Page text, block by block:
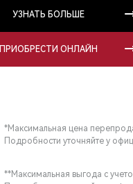
УЗНАТЬ БОЛЬШЕ
ПРИОБРЕСТИ ОНЛАЙН
*Максимальная цена
Подробности уточняйте у
**Максимальная выгода с